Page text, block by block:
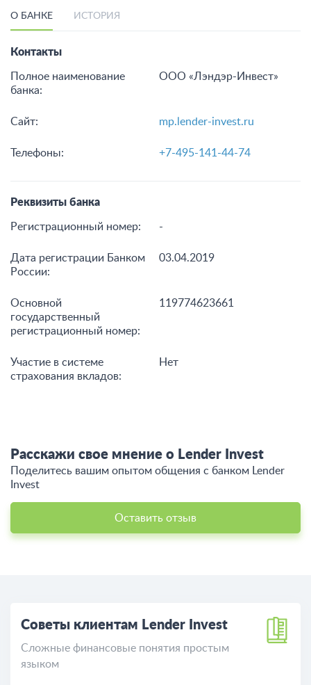
О БАНКЕ ИСТОРИЯ
Контакты
Полное наименование
банка:
ООО «Лэндэр-Инвест»
Сайт: mp.lender-invest.ru
Телефоны: +7-495-141-44-74
Реквизиты банка
Регистрационный номер: -
Дата регистрации Банком
России:
03.04.2019
Основной
государственный
регистрационный номер:
119774623661
Участие в системе
страхования вкладов:
Нет
Расскажи свое мнение о Lender Invest
Поделитесь вашим опытом общения c банком Lender
Invest
Оставить отзыв
Советы клиентам Lender Invest
Сложные финансовые понятия простым
языком